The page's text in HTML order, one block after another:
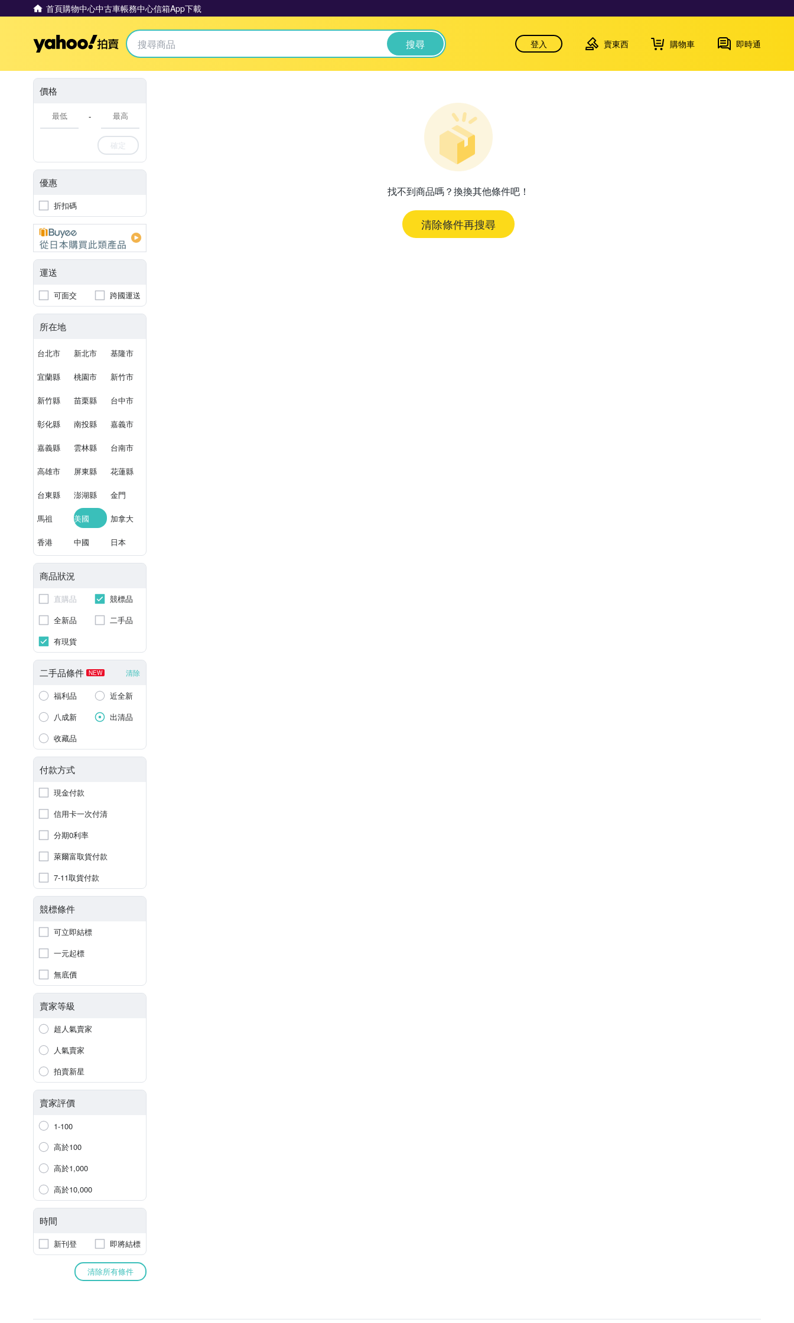
首頁購物中心中古車帳務中心信箱App下載
Yahoo拍賣 搜尋 登入 賣東西 購物車 即時通
價格
-
確定
優惠
折扣碼
運送
可面交 跨國運送
所在地
台北市 新北市 基隆市
宜蘭縣 桃園市 新竹市
新竹縣 苗栗縣 台中市
彰化縣 南投縣 嘉義市
嘉義縣 雲林縣 台南市
高雄市 屏東縣 花蓮縣
台東縣 澎湖縣 金門
馬祖 美國 加拿大
香港 中國 日本
商品狀況
直購品
競標品
全新品
二手品
有現貨
二手品條件 NEW 清除
福利品
近全新
八成新
出清品
收藏品
付款方式
現金付款
信用卡一次付清
分期0利率
萊爾富取貨付款
7-11取貨付款
競標條件
可立即結標
一元起標
無底價
賣家等級
超人氣賣家
人氣賣家
拍賣新星
賣家評價
1-100
高於100
高於1,000
高於10,000
時間
新刊登 即將結標
清除所有條件
找不到商品嗎？換換其他條件吧！
清除條件再搜尋